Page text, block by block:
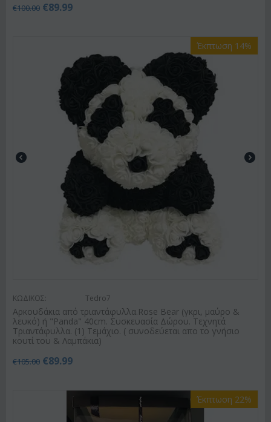
€100.00 €89.99
Έκπτωση 14%
ΚΩΔΙΚΟΣ: Tedro7
Αρκουδάκια από τριαντάφυλλα.Rose Bear (γκρι, μαύρο &
λευκό) ή "Panda" 40cm. Συσκευασία Δώρου. Τεχνητά
Τριαντάφυλλα. (1) Τεμάχιο. ( συνοδεύεται απο το γνήσιο
κουτί του & Λαμπάκια)
€105.00 €89.99
Έκπτωση 22%